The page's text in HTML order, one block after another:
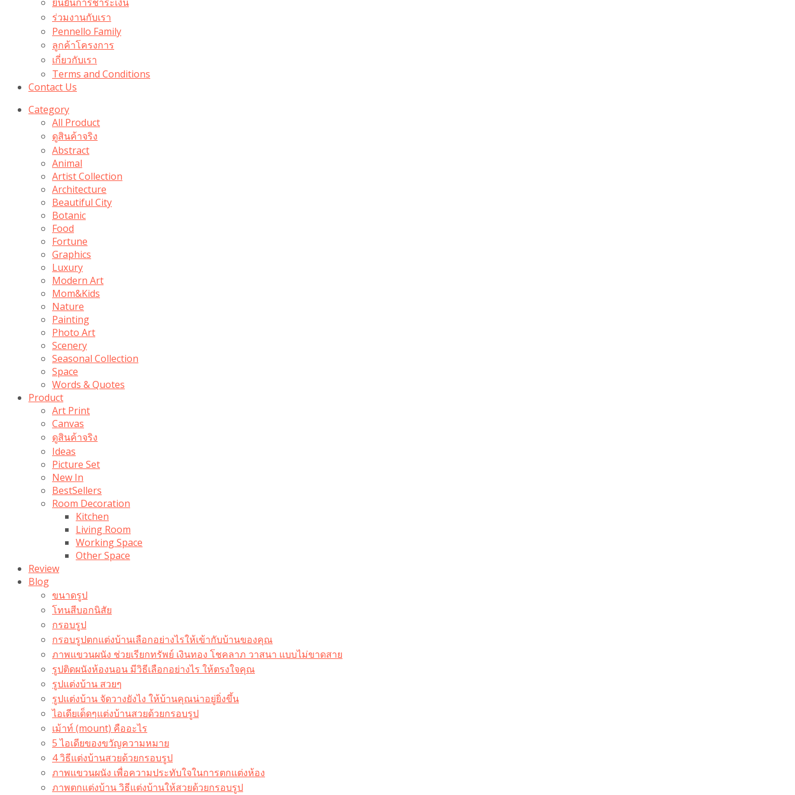
ร่วมงานกับเรา
Pennello Family
ลูกค้าโครงการ
เกี่ยวกับเรา
Terms and Conditions
Contact Us
Category
All Product
ดูสินค้าจริง
Abstract
Animal
Artist Collection
Architecture
Beautiful City
Botanic
Food
Fortune
Graphics
Luxury
Modern Art
Mom&Kids
Nature
Painting
Photo Art
Scenery
Seasonal Collection
Space
Words & Quotes
Product
Art Print
Canvas
ดูสินค้าจริง
Ideas
Picture Set
New In
BestSellers
Room Decoration
Kitchen
Living Room
Working Space
Other Space
Review
Blog
ขนาดรูป
โทนสีบอกนิสัย
กรอบรูป
กรอบรูปตกแต่งบ้านเลือกอย่างไรให้เข้ากับบ้านของคุณ
ภาพแขวนผนัง ช่วยเรียกทรัพย์ เงินทอง โชคลาภ วาสนา แบบไม่ขาดสาย
รูปติดผนังห้องนอน มีวิธีเลือกอย่างไร ให้ตรงใจคุณ
รูปแต่งบ้าน สวยๆ
รูปแต่งบ้าน จัดวางยังไง ให้บ้านคุณน่าอยู่ยิ่งขึ้น
ไอเดียเด็ดๆแต่งบ้านสวยด้วยกรอบรูป
เม้าท์ (mount) คืออะไร​
5 ไอเดียของขวัญความหมาย
4 วิธีแต่งบ้านสวยด้วยกรอบรูป
ภาพแขวนผนัง เพื่อความประทับใจในการตกแต่งห้อง
ภาพตกแต่งบ้าน วิธีแต่งบ้านให้สวยด้วยกรอบรูป